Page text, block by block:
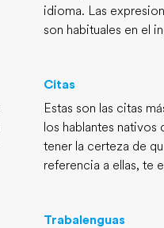
idioma. Las
son habituales en el
Citas
Estas son las citas
los hablantes nativos
tener la certeza de
referencia a ellas, te
Trabalenguas